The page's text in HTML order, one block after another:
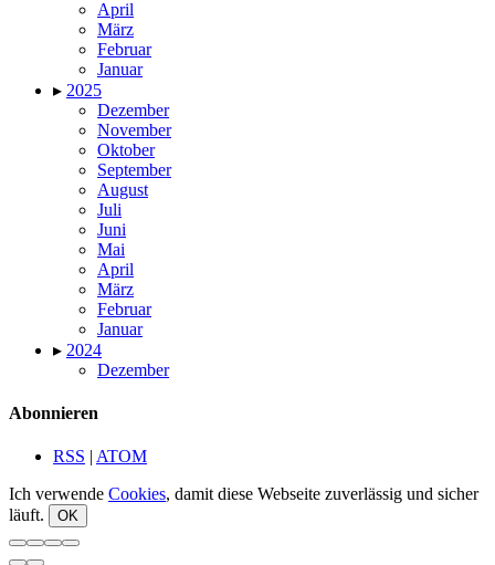
April
März
Februar
Januar
▸ 2025
Dezember
November
Oktober
September
August
Juli
Juni
Mai
April
März
Februar
Januar
▸ 2024
Dezember
Abonnieren
RSS | ATOM
Ich verwende Cookies, damit diese Webseite zuverlässig und sicher
läuft.